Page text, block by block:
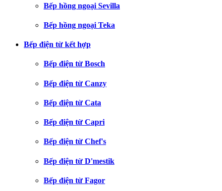
Bếp hồng ngoại Sevilla
Bếp hồng ngoại Teka
Bếp điện từ kết hợp
Bếp điện từ Bosch
Bếp điện từ Canzy
Bếp điện từ Cata
Bếp điện từ Capri
Bếp điện từ Chef's
Bếp điện từ D'mestik
Bếp điện từ Fagor